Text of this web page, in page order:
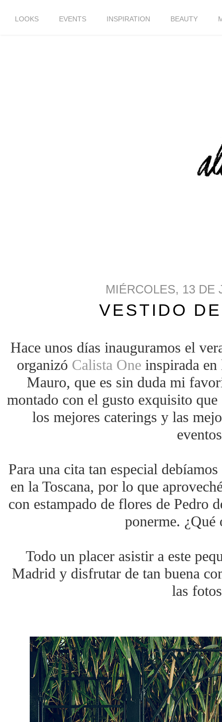
LOOKS EVENTS INSPIRATION BEAUTY
MIÉRCOLES, 13 DE
VESTIDO
Hace unos días inauguramos el
organizó Calista One inspirada en
Mauro, que es sin duda mi
montado con el gusto exquisito
los mejores caterings y las
Para una cita tan especial
en la Toscana, por lo que
con estampado de flores de Pedro
ponerme. ¿Qué
Todo un placer asistir a este
Madrid y disfrutar de tan buena
las